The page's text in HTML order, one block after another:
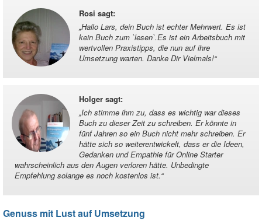
Rosi sagt:
„Hallo Lars, dein Buch ist echter Mehrwert. Es ist
kein Buch zum `lesen`.Es ist ein Arbeitsbuch mit
wertvollen Praxistipps, die nun auf ihre
Umsetzung warten. Danke Dir Vielmals!“
Holger sagt:
„Ich stimme ihm zu, dass es wichtig war dieses
Buch zu dieser Zeit zu schreiben. Er könnte in
fünf Jahren so ein Buch nicht mehr schreiben. Er
hätte sich so weiterentwickelt, dass er die Ideen,
Gedanken und Empathie für Online Starter
wahrscheinlich aus den Augen verloren hätte. Unbedingte
Empfehlung solange es noch kostenlos ist.“
Genuss mit Lust auf Umsetzung